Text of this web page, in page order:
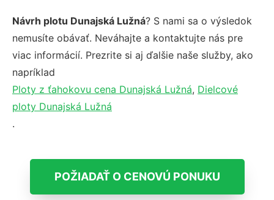
Návrh plotu Dunajská Lužná? S nami sa o výsledok
nemusíte obávať. Neváhajte a kontaktujte nás pre
viac informácií. Prezrite si aj ďalšie naše služby, ako
napríklad
Ploty z ťahokovu cena Dunajská Lužná, Dielcové
ploty Dunajská Lužná
.
POŽIADAŤ O CENOVÚ PONUKU